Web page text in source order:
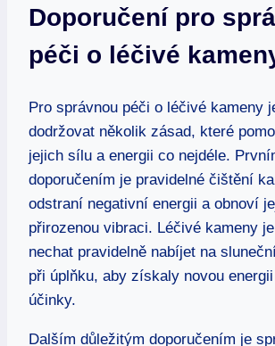
Doporučení pro
péči o léčivé
Pro správnou péči o léčivé kameny
dodržovat několik zásad, které
jejich sílu a energii co nejdéle.
doporučením je pravidelné čištění
odstraní negativní energii a obnoví
přirozenou vibraci. Léčivé kameny
nechat pravidelně nabíjet na
při úplňku, aby získaly novou
účinky.
Dalším důležitým doporučením je